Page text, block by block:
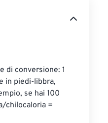
di conversione: 1
in piedi-libbra,
se hai 100
chilocaloria =